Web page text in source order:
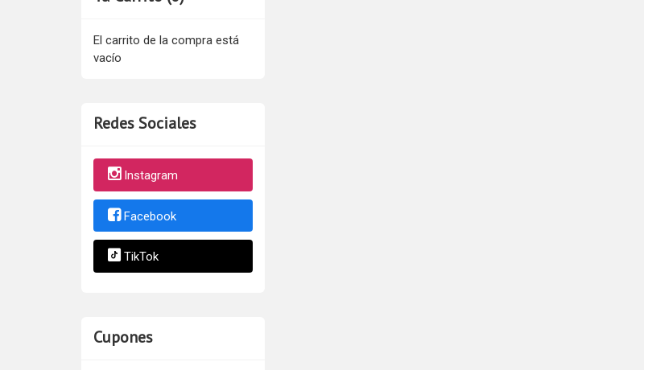
El carrito de la compra está
vacío
Redes Sociales
Instagram
Facebook
TikTok
Cupones